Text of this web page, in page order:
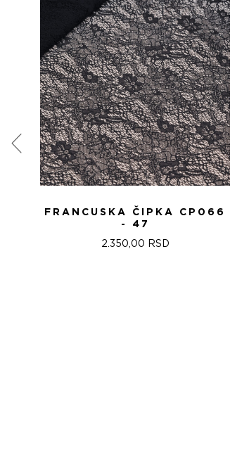
FRANCUSKA ČIPKA CP066
- 47
2.350,00 RSD